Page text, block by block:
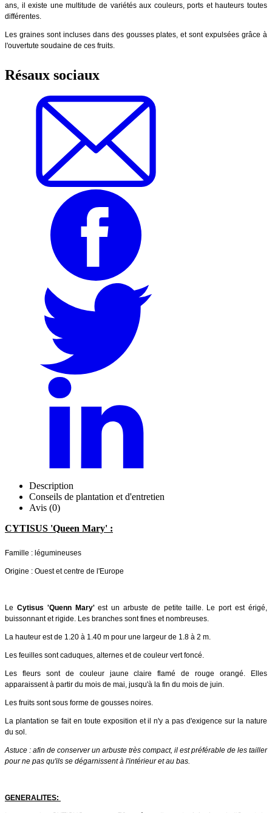
ans, il existe une multitude de variétés aux couleurs, ports et hauteurs toutes
différentes.
Les graines sont incluses dans des gousses plates, et sont expulsées grâce à
l'ouvertute soudaine de ces fruits.
Résaux sociaux
Description
Conseils de plantation et d'entretien
Avis (0)
CYTISUS 'Queen Mary' :
Famille : légumineuses
Origine : Ouest et centre de l'Europe
Le Cytisus 'Quenn Mary'est un arbuste de petite taille. Le port est érigé,
buissonnant et rigide. Les branches sont fines et nombreuses.
La hauteur est de 1.20 à 1.40 m pour une largeur de 1.8 à 2 m.
Les feuilles sont caduques, alternes et de couleur vert foncé.
Les fleurs sont de couleur jaune claire flamé de rouge orangé. Elles
apparaissent à partir du mois de mai, jusqu'à la fin du mois de juin.
Les fruits sont sous forme de gousses noires.
La plantation se fait en toute exposition et il n'y a pas d'exigence sur la nature
du sol.
Astuce : afin de conserver un arbuste très compact, il est préférable de les tailler
pour ne pas qu'ils se dégarnissent à l'intérieur et au bas.
GENERALITES: